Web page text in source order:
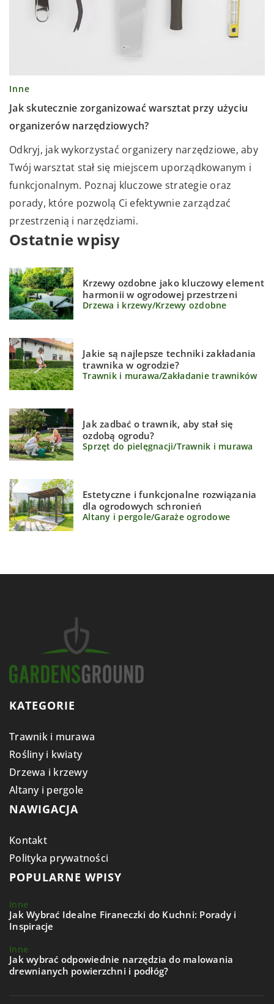
Inne
Jak skutecznie zorganizować warsztat przy użyciu
organizerów narzędziowych?
Odkryj, jak wykorzystać organizery narzędziowe, aby
Twój warsztat stał się miejscem uporządkowanym i
funkcjonalnym. Poznaj kluczowe strategie oraz
porady, które pozwolą Ci efektywnie zarządzać
przestrzenią i narzędziami.
Ostatnie wpisy
Krzewy ozdobne jako kluczowy element
harmonii w ogrodowej przestrzeni
Drzewa i krzewy/Krzewy ozdobne
Jakie są najlepsze techniki zakładania
trawnika w ogrodzie?
Trawnik i murawa/Zakładanie trawników
Jak zadbać o trawnik, aby stał się
ozdobą ogrodu?
Sprzęt do pielęgnacji/Trawnik i murawa
Estetyczne i funkcjonalne rozwiązania
dla ogrodowych schronień
Altany i pergole/Garaże ogrodowe
KATEGORIE
Trawnik i murawa
Rośliny i kwiaty
Drzewa i krzewy
Altany i pergole
NAWIGACJA
Kontakt
Polityka prywatności
POPULARNE WPISY
Inne
Jak Wybrać Idealne Firaneczki do Kuchni: Porady i
Inspiracje
Inne
Jak wybrać odpowiednie narzędzia do malowania
drewnianych powierzchni i podłóg?